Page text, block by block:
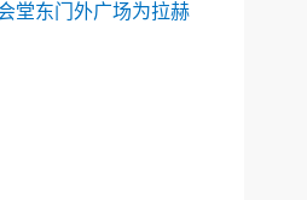
堂东门外广场为拉赫